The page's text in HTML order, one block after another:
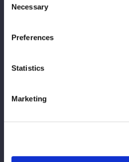
Selection
Necessary
Preferences
Statistics
Marketing
く！
◆発送予定：10月以降のお届け
https://tsukijikajuu.tokyo/SHOP/
https://tsukijikajuu.tokyo/SHOP/